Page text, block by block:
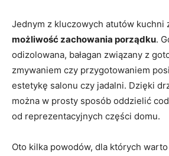
Jednym z kluczowych atutów kuchni
możliwość zachowania porządku.
odizolowana, bałagan związany z
zmywaniem czy przygotowaniem
estetykę salonu czy jadalni. Dzięki
można w prosty sposób oddzielić
od reprezentacyjnych części domu.
Oto kilka powodów, dla których